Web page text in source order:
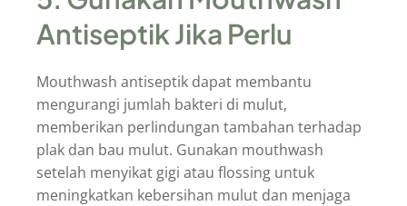
Antiseptik Jika Perlu
Mouthwash antiseptik dapat membantu
mengurangi jumlah bakteri di mulut,
memberikan perlindungan tambahan terhadap
plak dan bau mulut. Gunakan mouthwash
setelah menyikat gigi atau flossing untuk
meningkatkan kebersihan mulut dan menjaga